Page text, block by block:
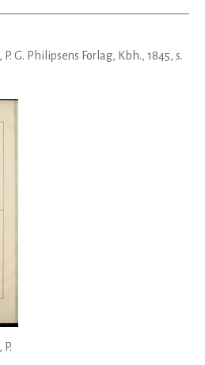
, P. G. Philipsens Forlag, Kbh., 1845, s.
, P.